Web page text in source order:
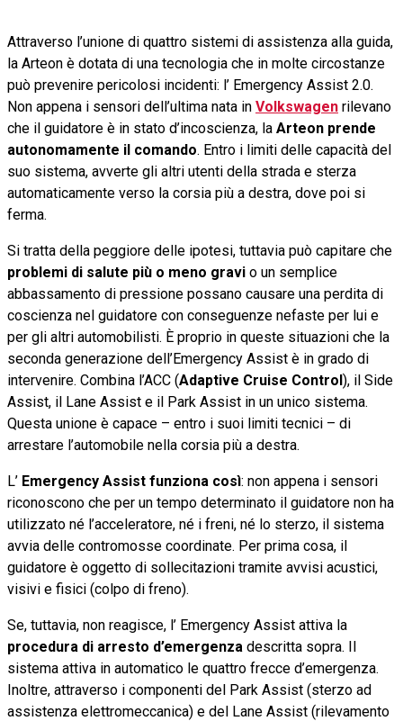
Attraverso l’unione di quattro sistemi di assistenza alla guida,
la Arteon è dotata di una tecnologia che in molte circostanze
può prevenire pericolosi incidenti: l’ Emergency Assist 2.0.
Non appena i sensori dell’ultima nata in Volkswagen rilevano
che il guidatore è in stato d’incoscienza, la Arteon prende
autonomamente il comando. Entro i limiti delle capacità del
suo sistema, avverte gli altri utenti della strada e sterza
automaticamente verso la corsia più a destra, dove poi si
ferma.
Si tratta della peggiore delle ipotesi, tuttavia può capitare che
problemi di salute più o meno gravi o un semplice
abbassamento di pressione possano causare una perdita di
coscienza nel guidatore con conseguenze nefaste per lui e
per gli altri automobilisti. È proprio in queste situazioni che la
seconda generazione dell’Emergency Assist è in grado di
intervenire. Combina l’ACC (Adaptive Cruise Control), il Side
Assist, il Lane Assist e il Park Assist in un unico sistema.
Questa unione è capace – entro i suoi limiti tecnici – di
arrestare l’automobile nella corsia più a destra.
L’ Emergency Assist funziona così: non appena i sensori
riconoscono che per un tempo determinato il guidatore non ha
utilizzato né l’acceleratore, né i freni, né lo sterzo, il sistema
avvia delle contromosse coordinate. Per prima cosa, il
guidatore è oggetto di sollecitazioni tramite avvisi acustici,
visivi e fisici (colpo di freno).
Se, tuttavia, non reagisce, l’ Emergency Assist attiva la
procedura di arresto d’emergenza descritta sopra. Il
sistema attiva in automatico le quattro frecce d’emergenza.
Inoltre, attraverso i componenti del Park Assist (sterzo ad
assistenza elettromeccanica) e del Lane Assist (rilevamento